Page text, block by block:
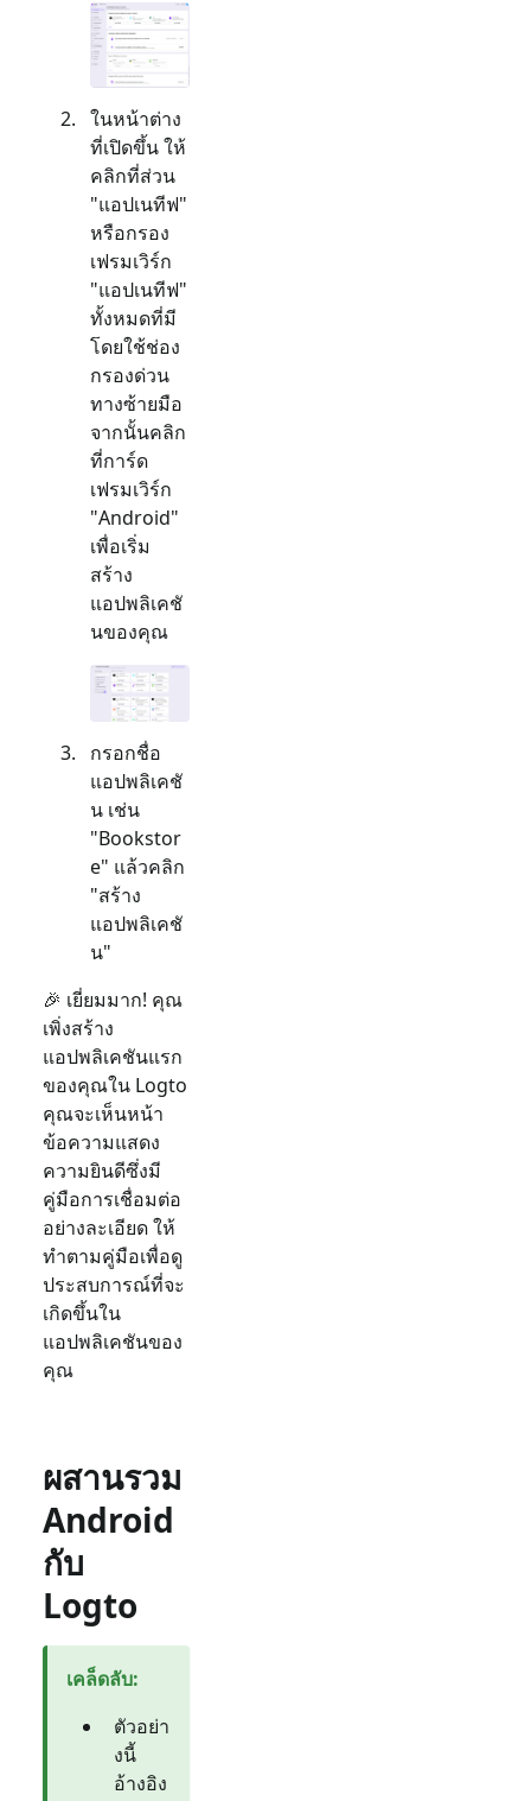
ในหน้าต่าง
ที่เปิดขึ้น ให้
คลิกที่ส่วน
"แอปเนทีฟ"
หรือกรอง
เฟรมเวิร์ก
"แอปเนทีฟ"
ทั้งหมดที่มี
โดยใช้ช่อง
กรองด่วน
ทางซ้ายมือ
จากนั้นคลิก
ที่การ์ด
เฟรมเวิร์ก
"Android"
เพื่อเริ่ม
สร้าง
แอปพลิเคชั
นของคุณ
กรอกชื่อ
แอปพลิเคชั
น เช่น
"Bookstor
e" แล้วคลิก
"สร้าง
แอปพลิเคชั
น"
🎉 เยี่ยมมาก! คุณ
เพิ่งสร้าง
แอปพลิเคชันแรก
ของคุณใน Logto
คุณจะเห็นหน้า
ข้อความแสดง
ความยินดีซึ่งมี
คู่มือการเชื่อมต่อ
อย่างละเอียด ให้
ทำตามคู่มือเพื่อดู
ประสบการณ์ที่จะ
เกิดขึ้นใน
แอปพลิเคชันของ
คุณ
ผสานรวม
Android
กับ
Logto
เคล็ดลับ:
ตัวอย่า
งนี้
อ้างอิง